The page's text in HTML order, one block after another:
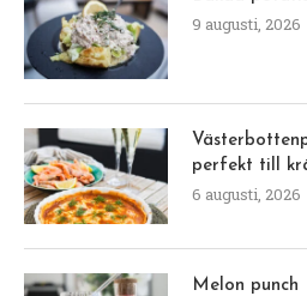
9 augusti, 2026
perfekt till
6 augusti, 2026
Melon punch